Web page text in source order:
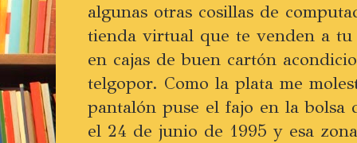
algunas otras cosillas de
tienda virtual que te venden a
en cajas de buen cartón
telgopor. Como la plata me
pantalón puse el fajo en la
el 24 de junio de 1995 y esa